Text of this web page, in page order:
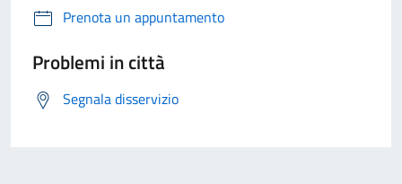
Prenota un appuntamento
Problemi in città
Segnala disservizio